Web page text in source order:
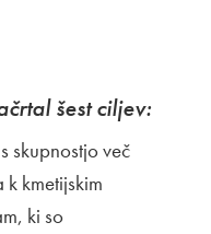
šest ciljev:
skupnostjo več
kmetijskim
ki so